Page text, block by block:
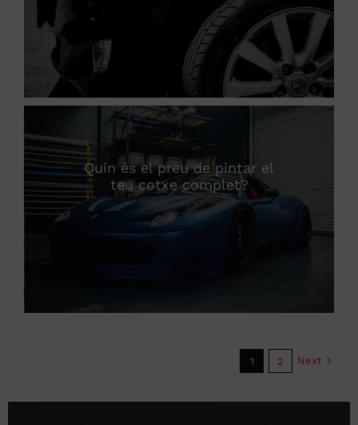
Quin és el preu de pintar el
teu cotxe complet?
1 2 Next